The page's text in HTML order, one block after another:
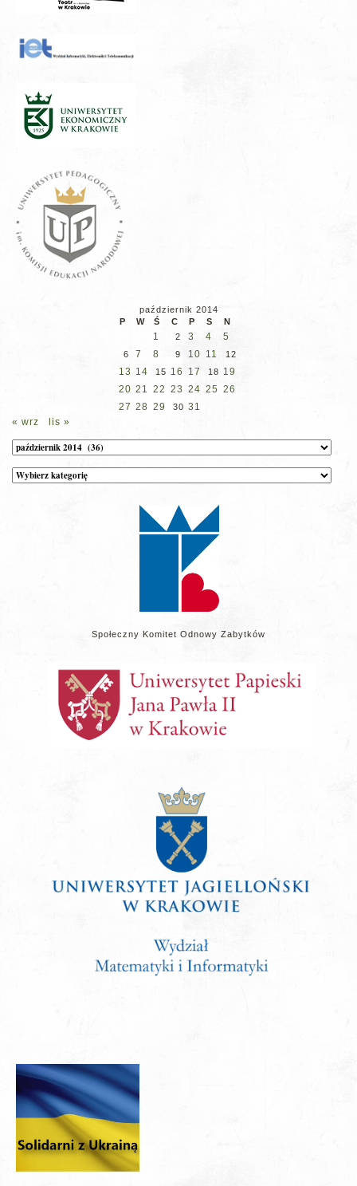
październik 2014
P
W Ś C P S N
1 2 3 4 5
6 7 8 9 10 11 12
13 14 15 16 17 18 19
20 21 22 23 24 25 26
27 28 29 30 31
« wrz
lis »
Archiwum
Kategorie
wpisów
Społeczny Komitet Odnowy Zabytków